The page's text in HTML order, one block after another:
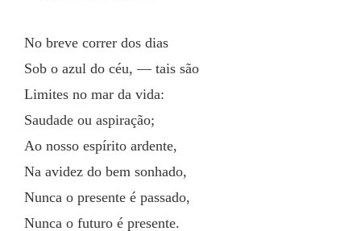
No breve correr dos dias
Sob o azul do céu, — tais são
Limites no mar da vida:
Saudade ou aspiração;
Ao nosso espírito ardente,
Na avidez do bem sonhado,
Nunca o presente é passado,
Nunca o futuro é presente.